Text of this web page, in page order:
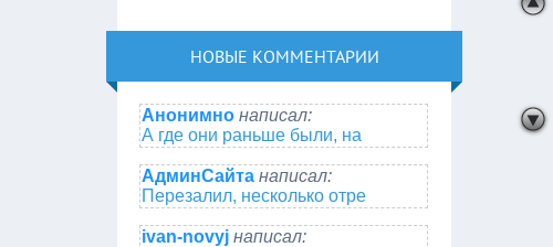
НОВЫЕ КОММЕНТАРИИ
Анонимно написал:
А где они раньше были, на
АдминСайта написал:
Перезалил, несколько отре
ivan-novyj написал: